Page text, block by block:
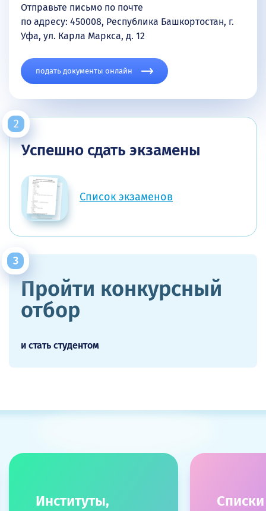
Отправьте письмо по почте
по адресу: 450008, Республика Башкортостан, г.
Уфа, ул. Карла Маркса, д. 12
подать документы онлайн
Успешно сдать экзамены
Список экзаменов
Пройти конкурсный
отбор
и стать студентом
Институты,
Списки